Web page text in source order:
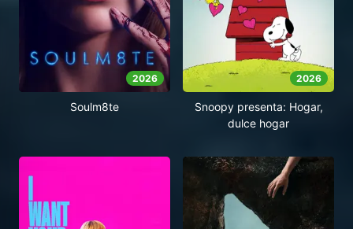
2026
Soulm8te
2026
Snoopy presenta: Hogar,
dulce hogar